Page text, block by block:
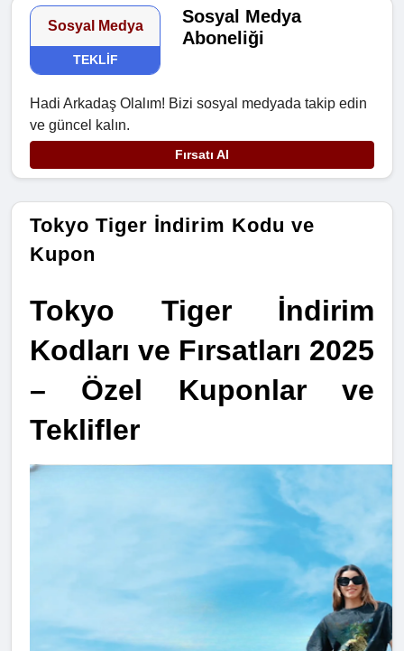
Sosyal Medya
TEKLIF
Sosyal Medya
Aboneliği
Hadi Arkadaş Olalım! Bizi sosyal medyada takip edin
ve güncel kalın.
Fırsatı Al
Tokyo Tiger İndirim Kodu ve
Kupon
Tokyo Tiger İndirim
Kodları ve Fırsatları 2025
– Özel Kuponlar ve
Teklifler